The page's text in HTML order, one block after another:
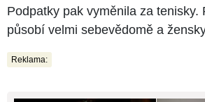
Podpatky pak vyměnila za tenisky.
působí velmi sebevědomě a
Reklama: